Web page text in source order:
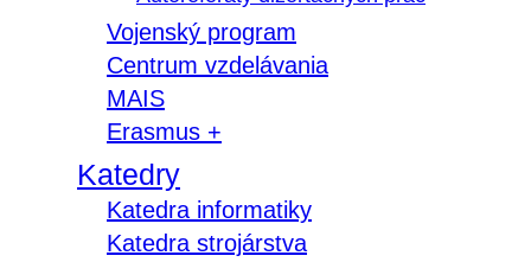
Vojenský program
Centrum vzdelávania
MAIS
Erasmus +
Katedry
Katedra informatiky
Katedra strojárstva